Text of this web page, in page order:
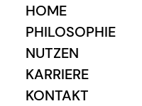
HOME
PHILOSOPHIE
NUTZEN
KARRIERE
KONTAKT